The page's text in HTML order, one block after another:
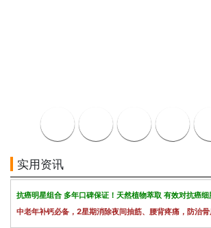
实用资讯
抗癌明星组合 多年口碑保证！天然植物萃取 有效对抗癌细
中老年补钙必备，2星期消除夜间抽筋、腰背疼痛，防治